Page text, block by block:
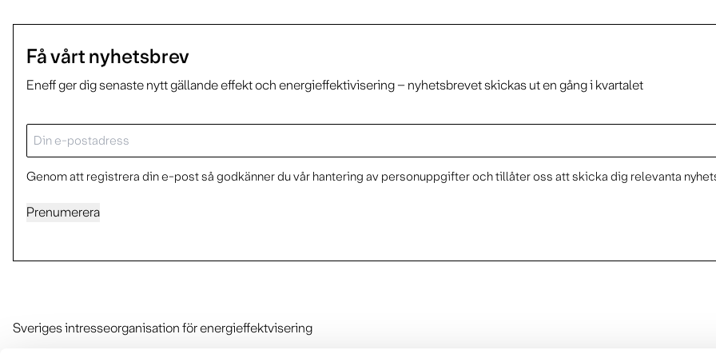
Få vårt nyhetsbrev
Eneff ger dig senaste nytt gällande effekt och energieffektivisering – nyhetsbrevet skickas ut en gång i kvartalet
E-
post
Genom att registrera din e-post så godkänner du vår hantering av personuppgifter och tillåter oss att skicka dig relevanta
Prenumerera
Sveriges intresseorganisation för energieffektvisering